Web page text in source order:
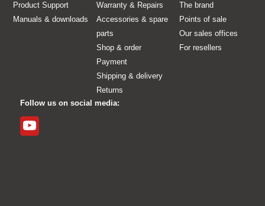
Product Support
Manuals & downloads
Warranty & Repairs
Accessories & spare
parts
Shop & order
Payment
Shipping & delivery
Returns
The brand
Points of sale
Our sales offices
For resellers
Follow us on social media: